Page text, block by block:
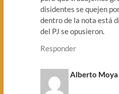
disidentes se quejen
dentro de la nota está
del PJ se opusieron.
Responder
Alberto Moya